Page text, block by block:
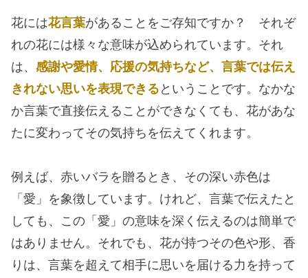
花には花言葉があることをご存知ですか？ それぞ
れの花には様々な意味が込められています。それ
は、 感謝や愛情、応援の気持ちなど、言葉では伝え
きれない思いを表現できる ということです。なかな
か言葉で直接伝えることができなくても、花があな
たに変わってその気持ちを伝えてくれます。
例えば、赤いバラを贈るとき、その深い赤色は
「愛」を象徴しています。けれど、言葉で伝えたと
しても、この「愛」の意味を深く伝えるのは簡単で
はありません。それでも、花が持つその色や形、香
りは、言葉を超えて相手に思いを届ける力を持って